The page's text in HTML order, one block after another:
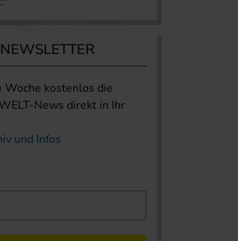
Woche kostenlos die
News direkt in Ihr
und Infos